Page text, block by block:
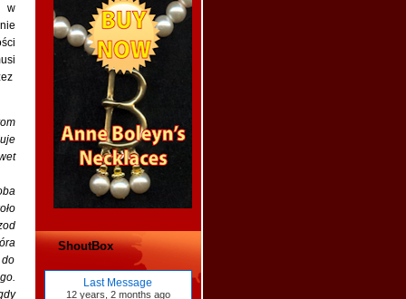
w
ShoutBox
Last Message
12 years, 2 months ago